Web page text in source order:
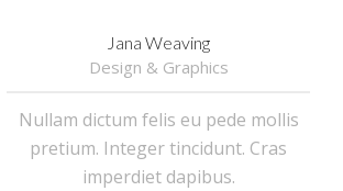
Jana Weaving
Design & Graphics
Nullam dictum felis eu pede mollis
pretium. Integer tincidunt. Cras
imperdiet dapibus.